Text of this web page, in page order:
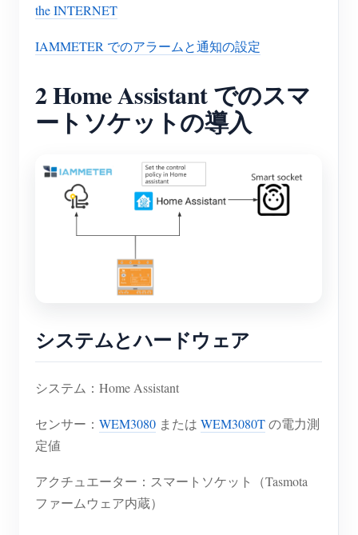
the INTERNET
IAMMETER でのアラームと通知の設定
2 Home Assistant でのスマ
ートソケットの導入
システムとハードウェア
システム：Home Assistant
センサー： WEM3080 または WEM3080Tの電力測
定値
アクチュエーター：スマートソケット（Tasmota
ファームウェア内蔵）